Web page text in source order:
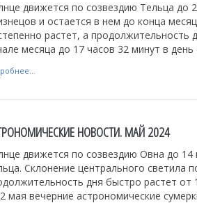
движется по созвездию Тельца до
и остается в нем до конца
растет, а продолжительность
месяца до 17 часов 32 минут в
НОВОСТИ. МАЙ 2024
движется по созвездию Овна до 14
Склонение центрального светила
дня быстро растет от
мая вечерние астрономические